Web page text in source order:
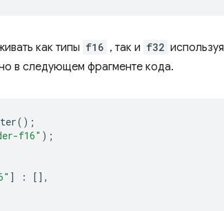
как типы f16 , так и f32 используя
в следующем фрагменте кода.
();
f16" );
] :
[],